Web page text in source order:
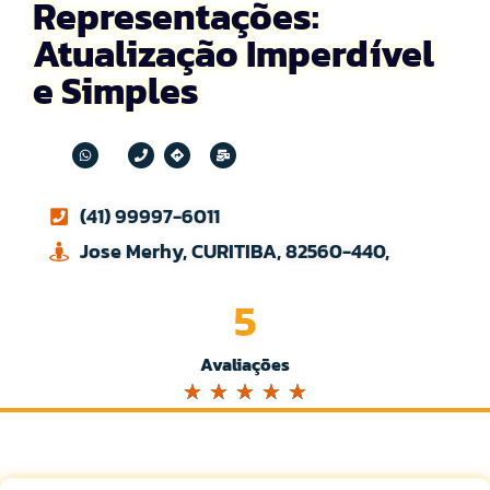
Representações:
Atualização Imperdível
e Simples
(41) 99997-6011
Jose Merhy, CURITIBA, 82560-440,
Avaliações
5
☆ ☆ ☆ ☆ ☆